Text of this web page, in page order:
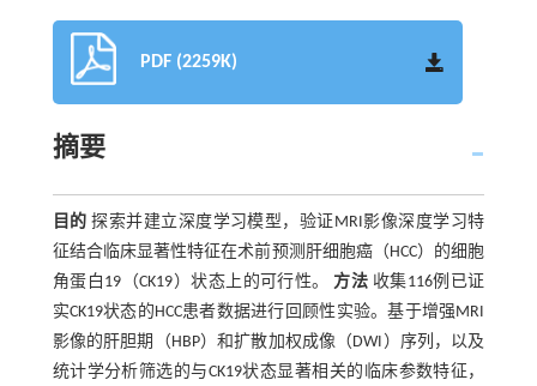
PDF (2259K)
摘要
目的 探索并建立深度学习模型，验证MRI影像深度学习特
征结合临床显著性特征在术前预测肝细胞癌（HCC）的细胞
角蛋白19（CK19）状态上的可行性。 方法 收集116例已证
实CK19状态的HCC患者数据进行回顾性实验。基于增强MRI
影像的肝胆期（HBP）和扩散加权成像（DWI）序列，以及
统计学分析筛选的与CK19状态显著相关的临床参数特征，